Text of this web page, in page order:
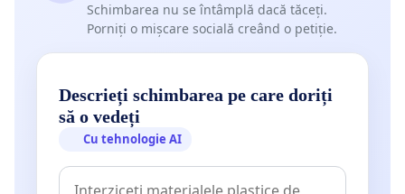
Schimbarea nu se întâmplă dacă tăceți.
Porniți o mișcare socială creând o petiție.
Descrieți schimbarea pe care doriți
să o vedeți
Cu tehnologie AI